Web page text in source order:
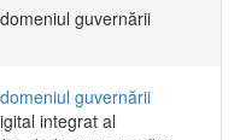
guvernării
guvernării
integrat al